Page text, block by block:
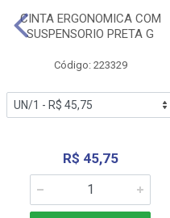
CINTA ERGONOMICA COM
SUSPENSORIO PRETA G
Código: 223329
R$ 45,75